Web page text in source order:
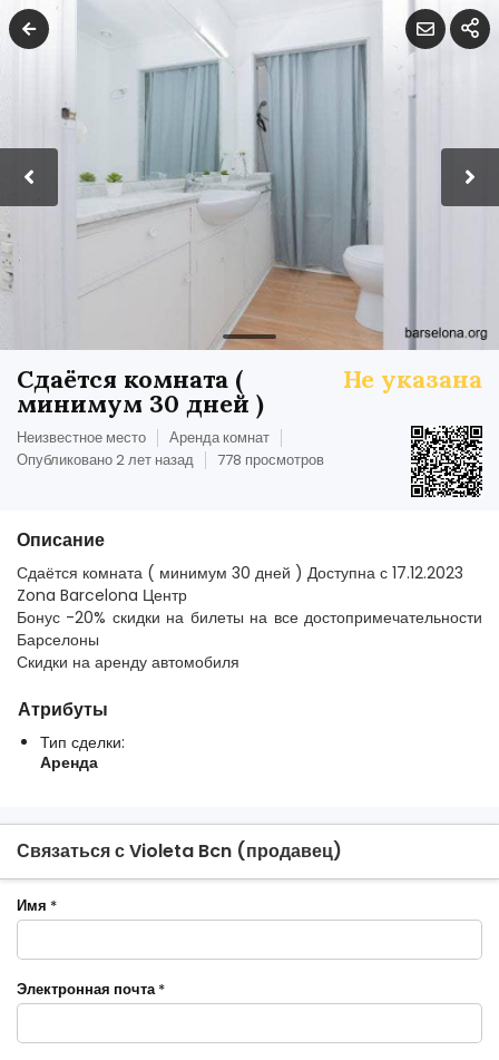
Не указана
Сдаётся комната (
минимум 30 дней )
Неизвестное место
Аренда комнат
Опубликовано 2 лет назад
778 просмотров
Описание
Сдаётся комната ( минимум 30 дней ) Доступна с 17.12.2023
Zona Barcelona Центр
Бонус -20% скидки на билеты на все достопримечательности
Барселоны
Скидки на аренду автомобиля
Атрибуты
Тип сделки:
Аренда
Связаться с Violeta Bcn (продавец)
Имя *
Электронная почта *